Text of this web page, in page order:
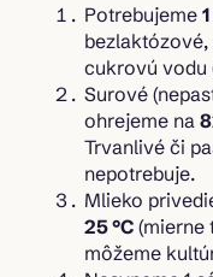
Potrebujeme
bezlaktózové,
cukrovú vodu
Surové
ohrejeme na
Trvanlivé či
nepotrebuje.
Mlieko
25 °C (mierne
môžeme